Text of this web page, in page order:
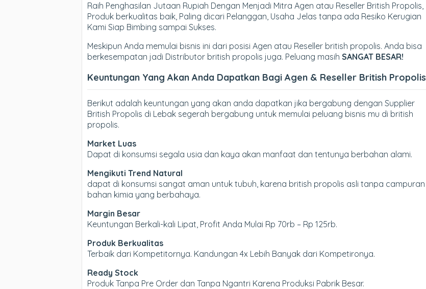
Raih Penghasilan Jutaan Rupiah Dengan Menjadi Mitra Agen atau Reseller British Propolis,
Produk berkualitas baik, Paling dicari Pelanggan, Usaha Jelas tanpa ada Resiko Kerugian
Kami Siap Bimbing sampai Sukses.
Meskipun Anda memulai bisnis ini dari posisi Agen atau Reseller british propolis. Anda bisa
berkesempatan jadi Distributor british propolis juga. Peluang masih SANGAT BESAR!
Keuntungan Yang Akan Anda Dapatkan Bagi Agen & Reseller British Propolis
Berikut adalah keuntungan yang akan anda dapatkan jika bergabung dengan Supplier
British Propolis di Lebak segerah bergabung untuk memulai peluang bisnis mu di british
propolis.
Market Luas
Dapat di konsumsi segala usia dan kaya akan manfaat dan tentunya berbahan alami.
Mengikuti Trend Natural
dapat di konsumsi sangat aman untuk tubuh, karena british propolis asli tanpa campuran
bahan kimia yang berbahaya.
Margin Besar
Keuntungan Berkali-kali Lipat, Profit Anda Mulai Rp 70rb – Rp 125rb.
Produk Berkualitas
Terbaik dari Kompetitornya. Kandungan 4x Lebih Banyak dari Kompetironya.
Ready Stock
Produk Tanpa Pre Order dan Tanpa Ngantri Karena Produksi Pabrik Besar.